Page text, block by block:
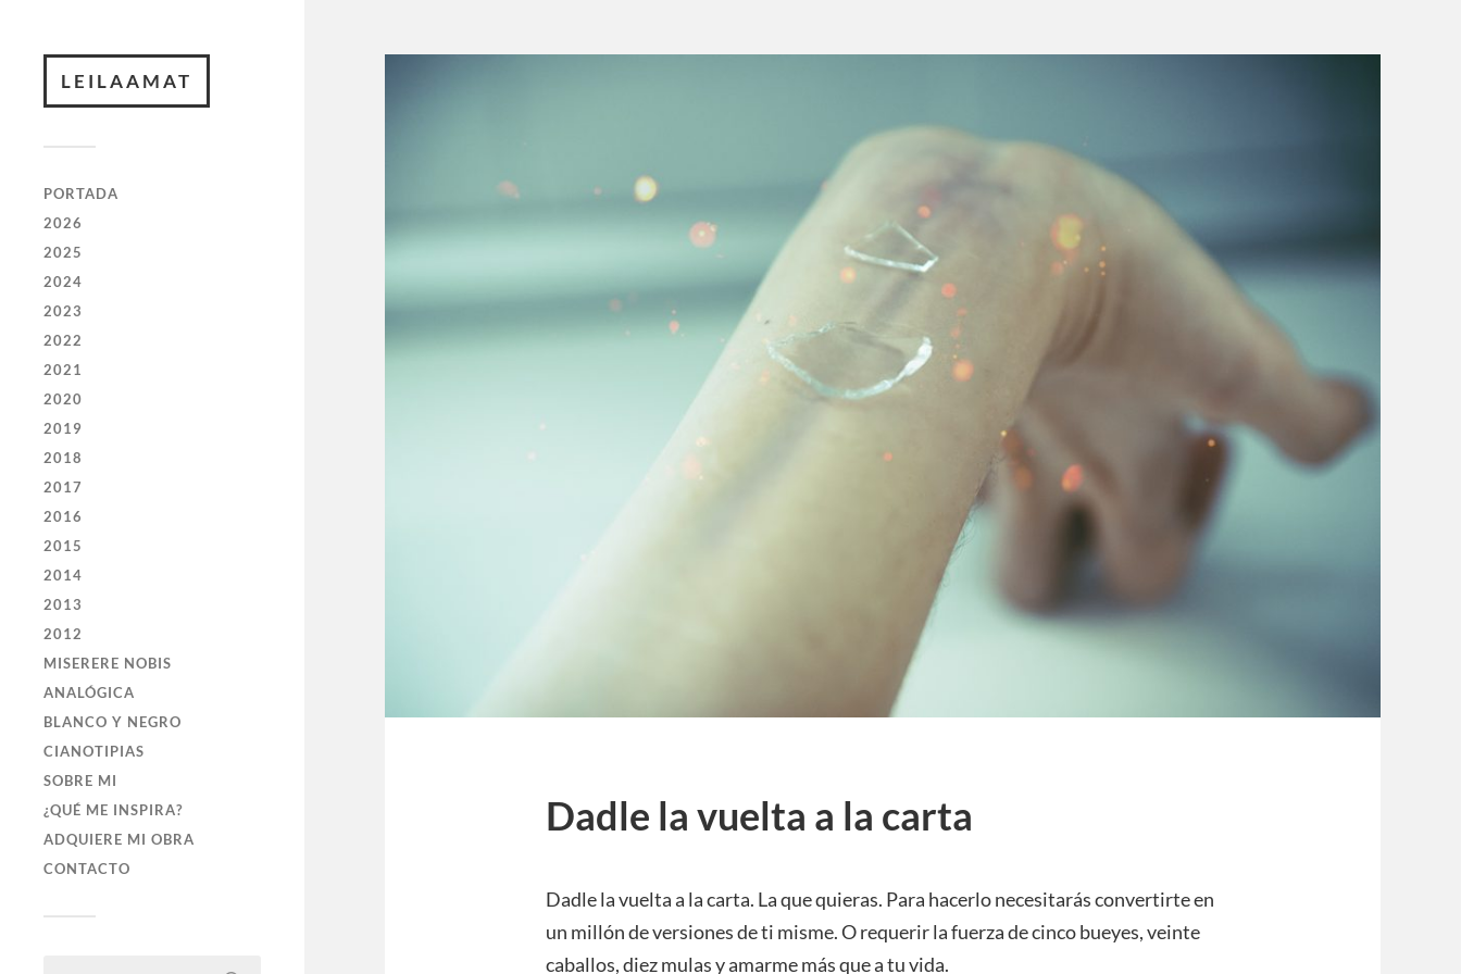
LEILAAMAT
PORTADA
2026
2025
2024
2023
2022
2021
2020
2019
2018
2017
2016
2015
2014
2013
2012
MISERERE NOBIS
ANALÓGICA
BLANCO Y NEGRO
CIANOTIPIAS
SOBRE MI
¿QUÉ ME INSPIRA?
ADQUIERE MI OBRA
CONTACTO
Dadle la vuelta a la carta
Dadle la vuelta a la carta. La que quieras. Para hacerlo necesitarás convertirte en
un millón de versiones de ti misme. O requerir la fuerza de cinco bueyes, veinte
caballos, diez mulas y amarme más que a tu vida.